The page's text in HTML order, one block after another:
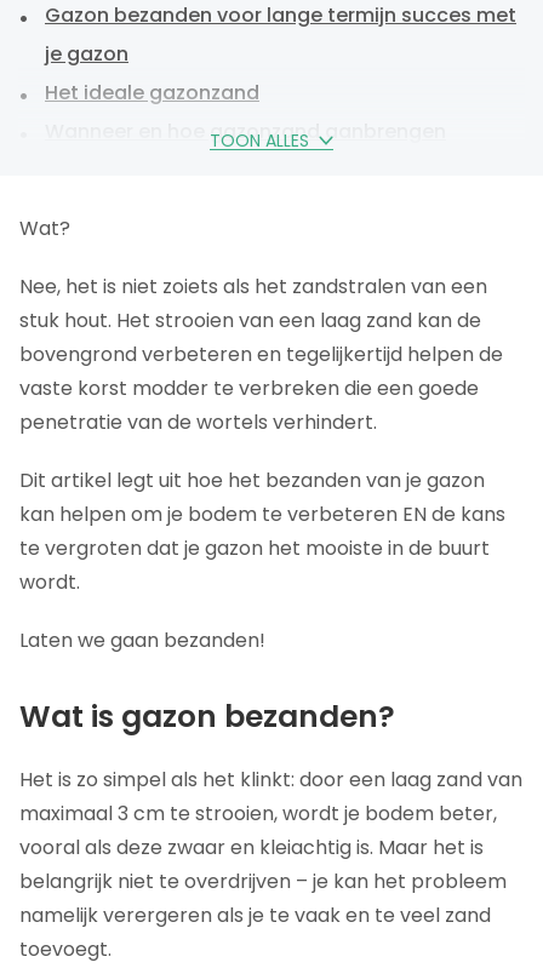
TOON ALLES
Gazon bezanden voor lange termijn succes met
je gazon
Het ideale gazonzand
Wanneer en hoe gazonzand aanbrengen
Hoe je gazon voorbereiden voor het bezanden?
Een stappenplan voor het bezanden van je
gazon
Goede verzorging na het bezanden van je gazon
Meer over tuinonderhoud?
Wat?
Nee, het is niet zoiets als het zandstralen van een
stuk hout. Het strooien van een laag zand kan de
bovengrond verbeteren en tegelijkertijd helpen de
vaste korst modder te verbreken die een goede
penetratie van de wortels verhindert.
Dit artikel legt uit hoe het bezanden van je gazon
kan helpen om je bodem te verbeteren EN de kans
te vergroten dat je gazon het mooiste in de buurt
wordt.
Laten we gaan bezanden!
Wat is gazon bezanden?
Het is zo simpel als het klinkt: door een laag zand van
maximaal 3 cm te strooien, wordt je bodem beter,
vooral als deze zwaar en kleiachtig is. Maar het is
belangrijk niet te overdrijven – je kan het probleem
namelijk verergeren als je te vaak en te veel zand
toevoegt.